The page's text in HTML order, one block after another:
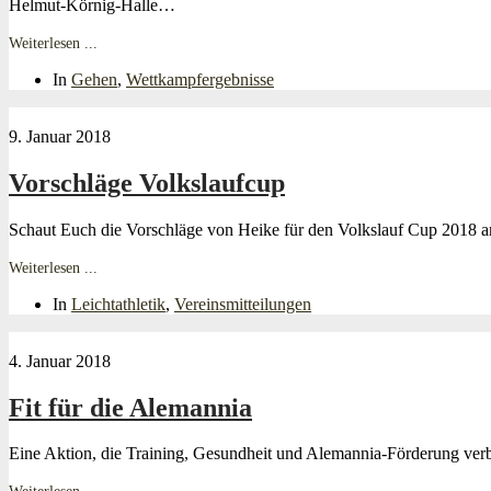
Helmut-Körnig-Halle…
Weiterlesen ...
In Gehen, Wettkampfergebnisse
9. Januar 2018
Vorschläge Volkslaufcup
Schaut Euch die Vorschläge von Heike für den Volkslauf Cup 2018
Weiterlesen ...
In Leichtathletik, Vereinsmitteilungen
4. Januar 2018
Fit für die Alemannia
Eine Aktion, die Training, Gesundheit und Alemannia-Förderung